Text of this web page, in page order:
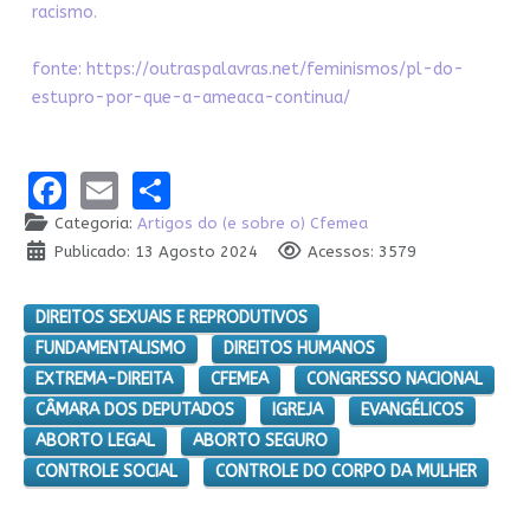
racismo.
fonte: https://outraspalavras.net/feminismos/pl-do-
estupro-por-que-a-ameaca-continua/
Facebook
EmailShare
Categoria: Artigos do (e sobre o) Cfemea
Publicado: 13 Agosto 2024
Acessos: 3579
DIREITOS SEXUAIS E REPRODUTIVOS
FUNDAMENTALISMO
DIREITOS HUMANOS
EXTREMA-DIREITA
CFEMEA
CONGRESSO NACIONAL
CÂMARA DOS DEPUTADOS
IGREJA
EVANGÉLICOS
ABORTO LEGAL
ABORTO SEGURO
CONTROLE SOCIAL
CONTROLE DO CORPO DA MULHER